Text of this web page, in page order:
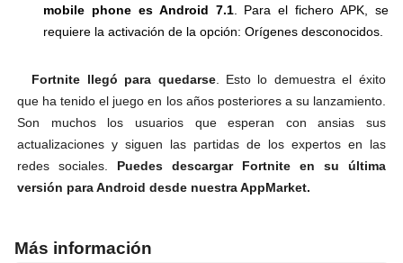
mobile phone es Android 7.1. Para el fichero APK, se
requiere la activación de la opción: Orígenes desconocidos.
Fortnite llegó para quedarse. Esto lo demuestra el éxito
que ha tenido el juego en los años posteriores a su lanzamiento.
Son muchos los usuarios que esperan con ansias sus
actualizaciones y siguen las partidas de los expertos en las
redes sociales. Puedes descargar Fortnite en su última
versión para Android desde nuestra AppMarket.
Más información